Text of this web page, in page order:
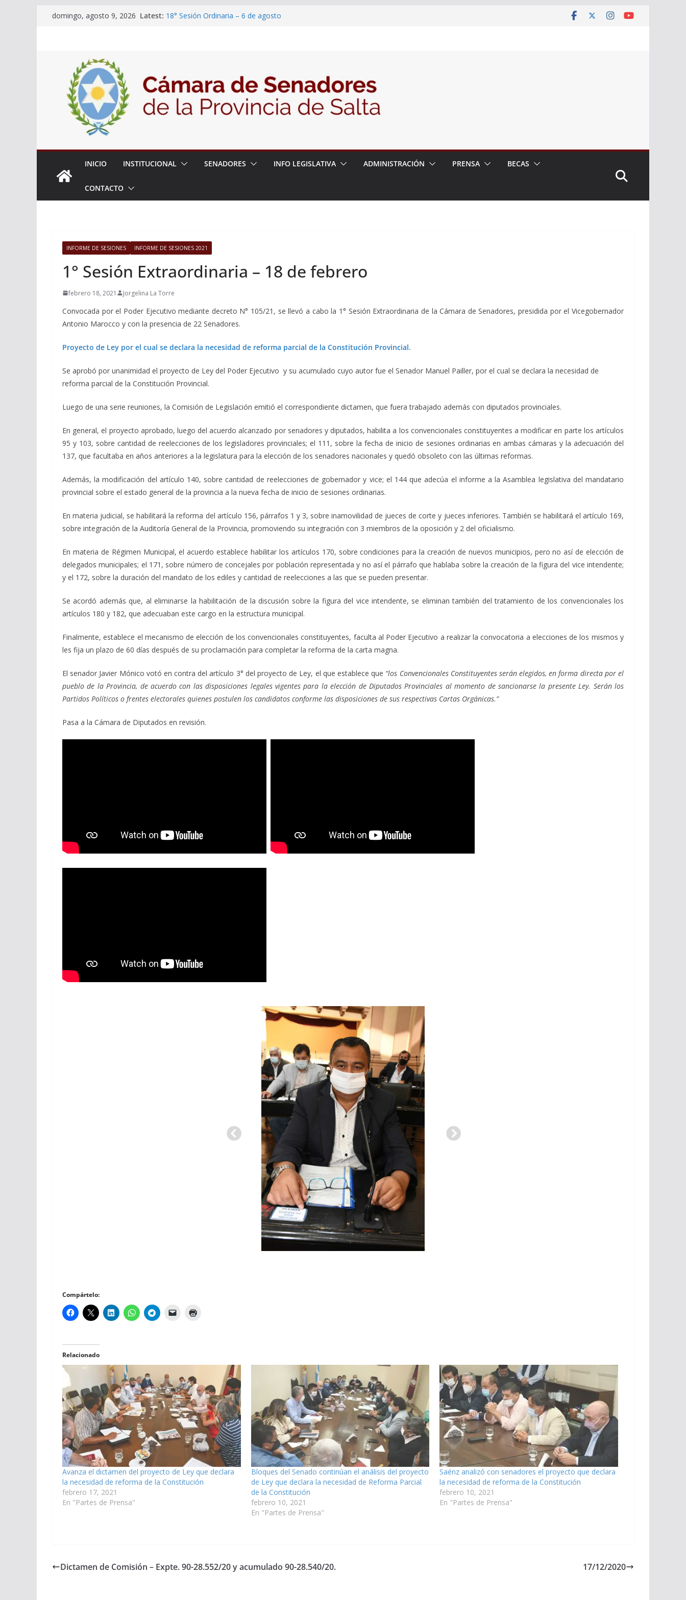
domingo, agosto 9, 2026 Latest: 18° Sesión Ordinaria – 6 de agosto
Expte. Nº 90-34.516/2026 – 06/08/26 – Créase el Ente Salteño
de Protección y Control Vegetal
INICIO INSTITUCIONAL SENADORES INFO LEGISLATIVA ADMINISTRACIÓN PRENSA BECAS
CONTACTO
INFORME DE SESIONES INFORME DE SESIONES 2021
1° Sesión Extraordinaria – 18 de febrero
febrero 18, 2021 Jorgelina La Torre
Convocada por el Poder Ejecutivo mediante decreto N° 105/21, se llevó a cabo la 1° Sesión Extraordinaria de la Cámara de Senadores, presidida por el Vicegobernador
Antonio Marocco y con la presencia de 22 Senadores.
Proyecto de Ley por el cual se declara la necesidad de reforma parcial de la Constitución Provincial.
Se aprobó por unanimidad el proyecto de Ley del Poder Ejecutivo y su acumulado cuyo autor fue el Senador Manuel Pailler, por el cual se declara la necesidad de
reforma parcial de la Constitución Provincial.
Luego de una serie reuniones, la Comisión de Legislación emitió el correspondiente dictamen, que fuera trabajado además con diputados provinciales.
En general, el proyecto aprobado, luego del acuerdo alcanzado por senadores y diputados, habilita a los convencionales constituyentes a modificar en parte los artículos
95 y 103, sobre cantidad de reelecciones de los legisladores provinciales; el 111, sobre la fecha de inicio de sesiones ordinarias en ambas cámaras y la adecuación del
137, que facultaba en años anteriores a la legislatura para la elección de los senadores nacionales y quedó obsoleto con las últimas reformas.
Además, la modificación del artículo 140, sobre cantidad de reelecciones de gobernador y vice; el 144 que adecúa el informe a la Asamblea legislativa del mandatario
provincial sobre el estado general de la provincia a la nueva fecha de inicio de sesiones ordinarias.
En materia judicial, se habilitará la reforma del artículo 156, párrafos 1 y 3, sobre inamovilidad de jueces de corte y jueces inferiores. También se habilitará el artículo 169,
sobre integración de la Auditoría General de la Provincia, promoviendo su integración con 3 miembros de la oposición y 2 del oficialismo.
En materia de Régimen Municipal, el acuerdo establece habilitar los artículos 170, sobre condiciones para la creación de nuevos municipios, pero no así de elección de
delegados municipales; el 171, sobre número de concejales por población representada y no así el párrafo que hablaba sobre la creación de la figura del vice intendente;
y el 172, sobre la duración del mandato de los ediles y cantidad de reelecciones a las que se pueden presentar.
Se acordó además que, al eliminarse la habilitación de la discusión sobre la figura del vice intendente, se eliminan también del tratamiento de los convencionales los
artículos 180 y 182, que adecuaban este cargo en la estructura municipal.
Finalmente, establece el mecanismo de elección de los convencionales constituyentes, faculta al Poder Ejecutivo a realizar la convocatoria a elecciones de los mismos y
les fija un plazo de 60 días después de su proclamación para completar la reforma de la carta magna.
El senador Javier Mónico votó en contra del artículo 3° del proyecto de Ley, el que establece que “los Convencionales Constituyentes serán elegidos, en forma directa por el
pueblo de la Provincia, de acuerdo con las disposiciones legales vigentes para la elección de Diputados Provinciales al momento de sancionarse la presente Ley. Serán los
Partidos Políticos o frentes electorales quienes postulen los candidatos conforme las disposiciones de sus respectivas Cartas Orgánicas.”
Pasa a la Cámara de Diputados en revisión.
Compártelo:
Relacionado
Avanza el dictamen del proyecto de Ley que declara
la necesidad de reforma de la Constitución
febrero 17, 2021
En "Partes de Prensa"
Bloques del Senado continúan el análisis del proyecto
de Ley que declara la necesidad de Reforma Parcial
de la Constitución
febrero 10, 2021
En "Partes de Prensa"
Saénz analizó con senadores el proyecto que declara
la necesidad de reforma de la Constitución
febrero 10, 2021
En "Partes de Prensa"
Dictamen de Comisión – Expte. 90-28.552/20 y acumulado 90-28.540/20. 17/12/2020